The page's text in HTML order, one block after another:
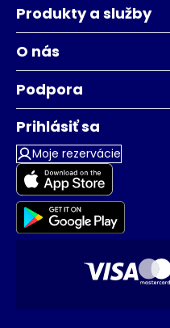
Produkty a služby
O nás
Podpora
Prihlásiť sa
Moje rezervácie